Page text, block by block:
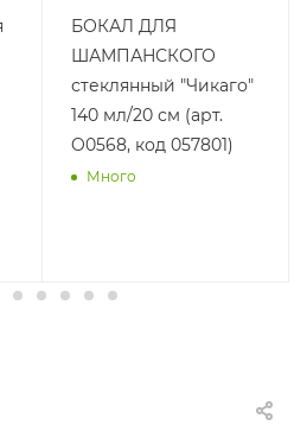
БОКАЛ ДЛЯ
ШАМПАНСКОГО
стеклянный "Чикаго"
140 мл/20 см (арт.
O0568, код 057801)
Много